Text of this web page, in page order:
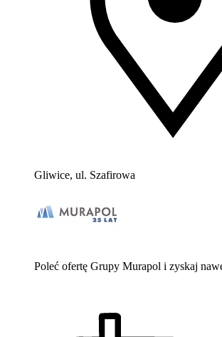
Gliwice, ul. Szafirowa
Poleć ofertę Grupy Murapol i zyskaj